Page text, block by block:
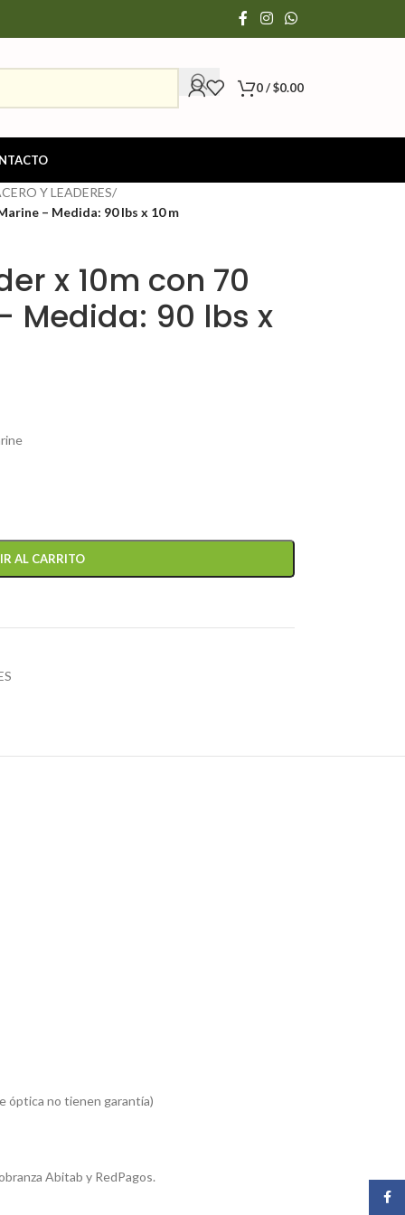
0/$0.00
Y LEADERES/
– Medida: 90 lbs x 10 m
x 10m con 70
Medida: 90 lbs x
AL CARRITO
óptica no tienen garantía)
Abitab y RedPagos.